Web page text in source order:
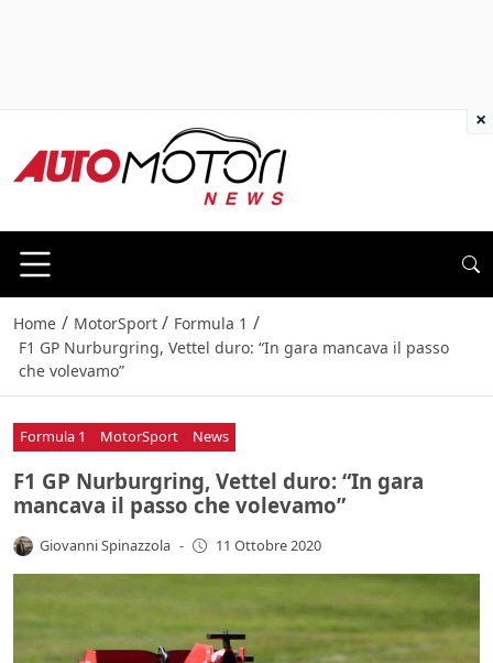
Home / MotorSport / Formula 1 /
F1 GP Nurburgring, Vettel duro: “In gara mancava il passo
che volevamo”
Formula 1 MotorSport News
F1 GP Nurburgring, Vettel duro: “In gara
mancava il passo che volevamo”
Giovanni Spinazzola - 11 Ottobre 2020
×